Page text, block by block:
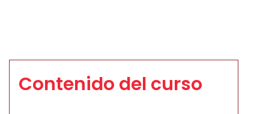
Contenido del curso